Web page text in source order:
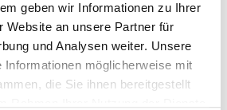
geben wir Informationen zu Ihrer
Website an unsere Partner für
und Analysen weiter. Unsere
Informationen möglicherweise mit
die Sie ihnen bereitgestellt
0